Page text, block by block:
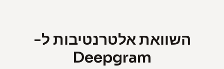
השוואת אלטרנטיבות ל-
Deepgram